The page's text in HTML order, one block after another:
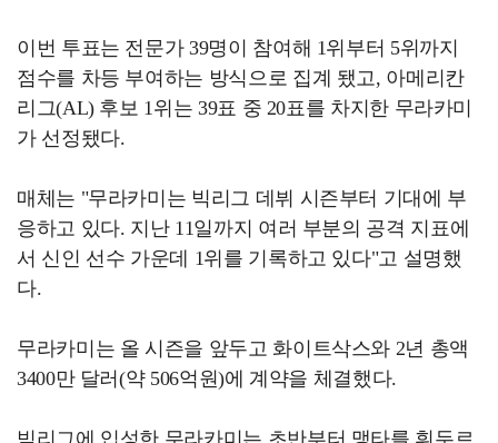
이번 투표는 전문가 39명이 참여해 1위부터 5위까지
점수를 차등 부여하는 방식으로 집계 됐고, 아메리칸
리그(AL) 후보 1위는 39표 중 20표를 차지한 무라카미
가 선정됐다.
매체는 "무라카미는 빅리그 데뷔 시즌부터 기대에 부
응하고 있다. 지난 11일까지 여러 부분의 공격 지표에
서 신인 선수 가운데 1위를 기록하고 있다"고 설명했
다.
무라카미는 올 시즌을 앞두고 화이트삭스와 2년 총액
3400만 달러(약 506억원)에 계약을 체결했다.
빅리그에 입성한 무라카미는 초반부터 맹타를 휘두르